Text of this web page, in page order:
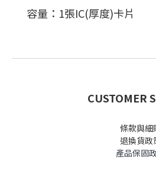
容量：1張IC(厚度)卡片
CUSTOMER
條款與細
退換貨政
產品保固